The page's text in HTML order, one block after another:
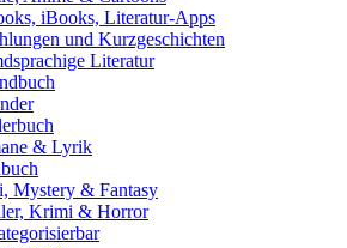
iBooks, Literatur-Apps
und Kurzgeschichten
Literatur
& Lyrik
Mystery & Fantasy
Krimi & Horror